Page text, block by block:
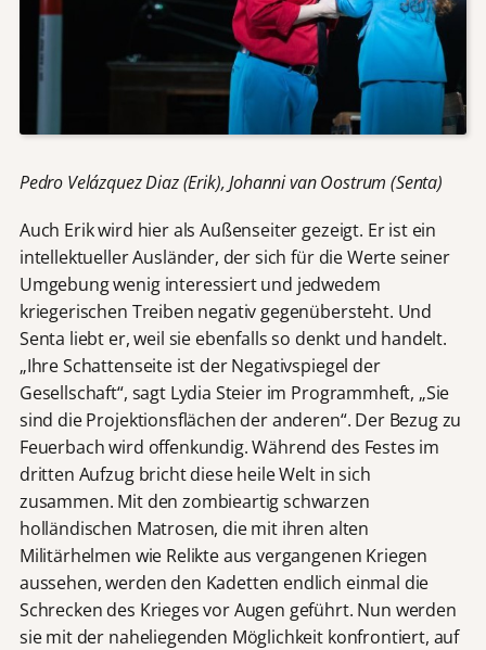
Pedro Velázquez Diaz (Erik), Johanni van Oostrum (Senta)
Auch Erik wird hier als Außenseiter gezeigt. Er ist ein
intellektueller Ausländer, der sich für die Werte seiner
Umgebung wenig interessiert und jedwedem
kriegerischen Treiben negativ gegenübersteht. Und
Senta liebt er, weil sie ebenfalls so denkt und handelt.
„Ihre Schattenseite ist der Negativspiegel der
Gesellschaft“, sagt Lydia Steier im Programmheft, „Sie
sind die Projektionsflächen der anderen“. Der Bezug zu
Feuerbach wird offenkundig. Während des Festes im
dritten Aufzug bricht diese heile Welt in sich
zusammen. Mit den zombieartig schwarzen
holländischen Matrosen, die mit ihren alten
Militärhelmen wie Relikte aus vergangenen Kriegen
aussehen, werden den Kadetten endlich einmal die
Schrecken des Krieges vor Augen geführt. Nun werden
sie mit der naheliegenden Möglichkeit konfrontiert, auf